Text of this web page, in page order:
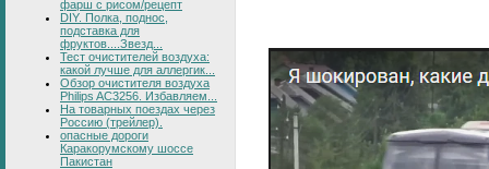
фарш с рисом/рецепт
DIY. Полка, поднос,
подставка для
фруктов....Звезд...
Тест очистителей воздуха:
какой лучше для аллергик...
Обзор очистителя воздуха
Philips AC3256. Избавляем...
На товарных поездах через
Россию (трейлер).
опасные дороги
Каракорумскому шоссе
Пакистан